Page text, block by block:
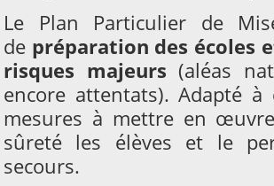
Le Plan Particulier de
de préparation des écoles
risques majeurs (aléas
encore attentats). Adapté
mesures à mettre en
sûreté les élèves et le
secours.